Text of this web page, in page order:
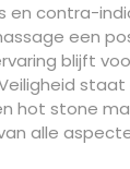
en contra-
een
blijft
hot stone
alle